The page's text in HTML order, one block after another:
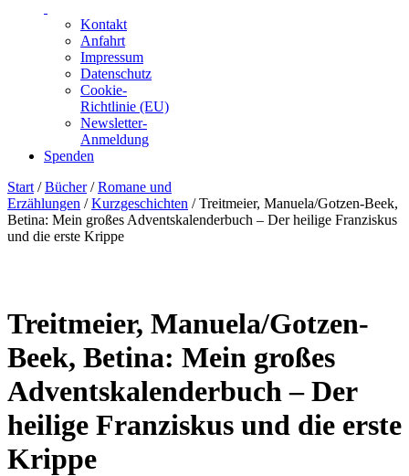
Kontakt
Anfahrt
Impressum
Datenschutz
Cookie-
Richtlinie (EU)
Newsletter-
Anmeldung
Spenden
Skip
to
content
Start /Bücher/Romane und
Erzählungen /Kurzgeschichten / Treitmeier, Manuela/Gotzen-Beek,
Betina: Mein großes Adventskalenderbuch – Der heilige Franziskus
und die erste Krippe
Treitmeier, Manuela/Gotzen-
Beek, Betina: Mein großes
Adventskalenderbuch – Der
heilige Franziskus und die erste
Krippe